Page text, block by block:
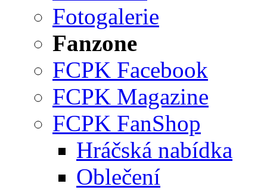
Fotogalerie
Fanzone
FCPK Facebook
FCPK Magazine
FCPK FanShop
Hráčská nabídka
Oblečení